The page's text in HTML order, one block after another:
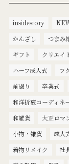
insidestory
かんざし
つまみ
ギフト
クリエイ
ハーフ成人式
フ
前撮り
卒業式
和洋折衷コーディネ
和雑貨
大正ロマ
小物・雑貨
成人
着物リメイク
社